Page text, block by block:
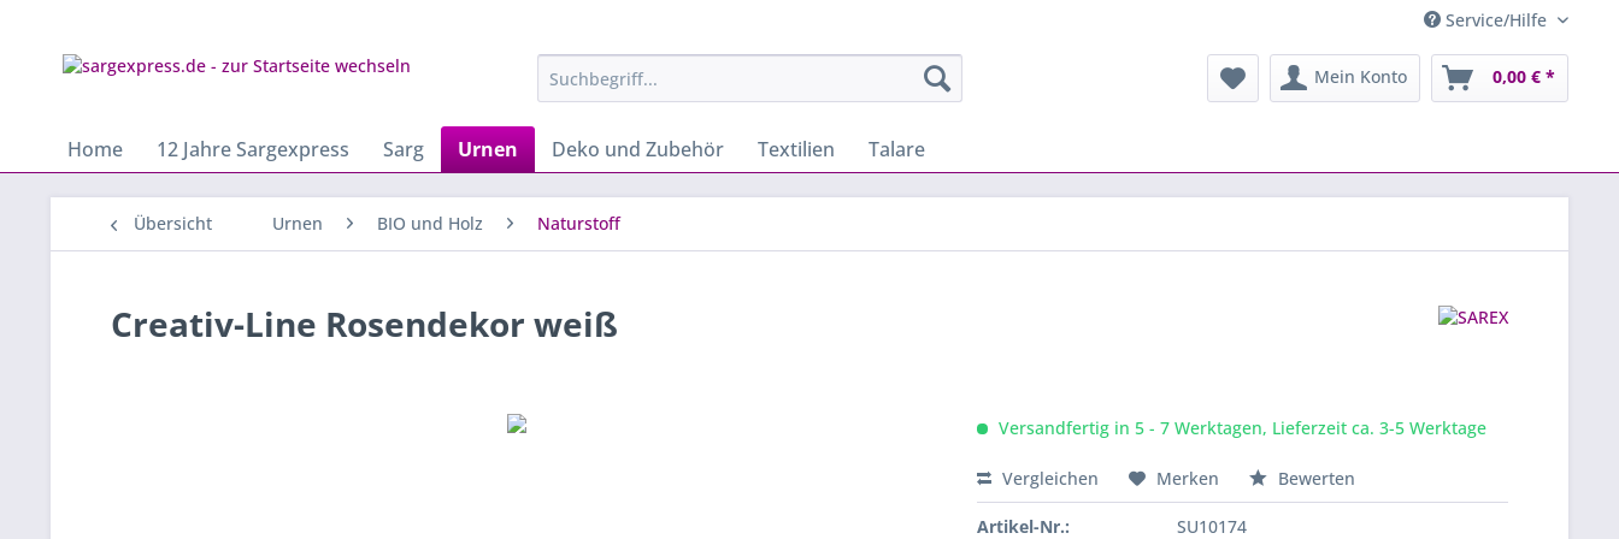
Service/Hilfe
Mein Konto 0,00 € *
Home 12 Jahre Sargexpress Sarg Urnen Deko und Zubehör Textilien Talare
Übersicht Urnen BIO und Holz Naturstoff
Creativ-Line Rosendekor weiß
Versandfertig in 5 - 7 Werktagen, Lieferzeit ca. 3-5 Werktage
Vergleichen Merken Bewerten
Artikel-Nr.: SU10174